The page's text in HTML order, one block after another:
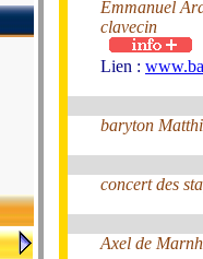
Emmanuel
clavecin
Lien :
baryton
concert des
Axel de